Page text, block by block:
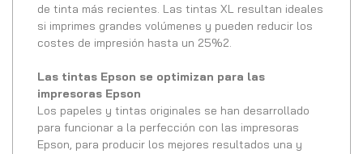
de tinta más recientes. Las tintas XL resultan ideales
si imprimes grandes volúmenes y pueden reducir los
costes de impresión hasta un 25%2.
Las tintas Epson se optimizan para las
impresoras Epson
Los papeles y tintas originales se han desarrollado
para funcionar a la perfección con las impresoras
Epson, para producir los mejores resultados una y